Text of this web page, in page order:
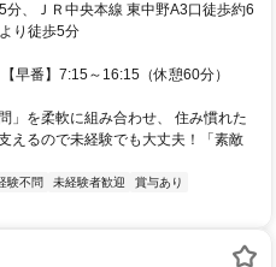
、ＪＲ中央本線 東中野A3口徒歩約6
り徒歩5分
早番】7:15～16:15（休憩60分）
」を柔軟に組み合わせ、 住み慣れた
えるので未経験でも大丈夫！「素敵
験不問 未経験者歓迎
賞与あり